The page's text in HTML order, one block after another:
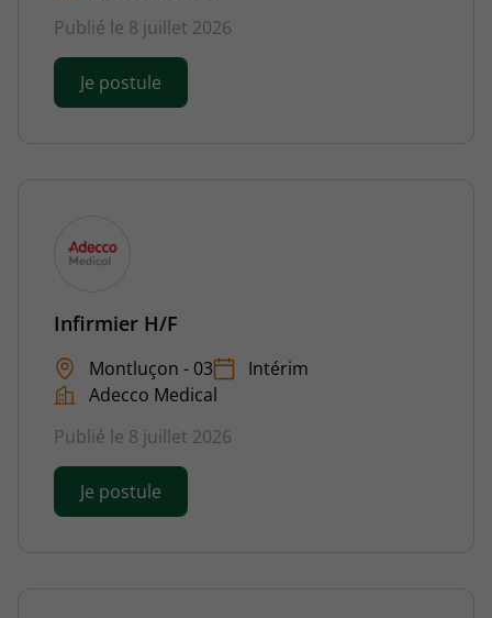
Publié le 8 juillet 2026
Je postule
Infirmier H/F
Montluçon - 03
Intérim
Adecco Medical
Publié le 8 juillet 2026
Je postule